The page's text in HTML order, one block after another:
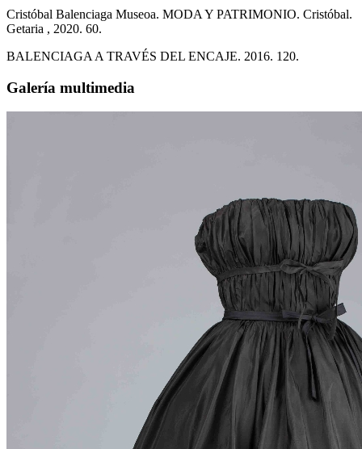
Cristóbal Balenciaga Museoa. MODA Y PATRIMONIO. Cristóbal.
Getaria , 2020. 60.
BALENCIAGA A TRAVÉS DEL ENCAJE. 2016. 120.
Galería multimedia